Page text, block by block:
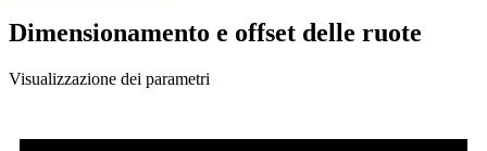
Dimensionamento e offset delle ruote
Visualizzazione dei parametri